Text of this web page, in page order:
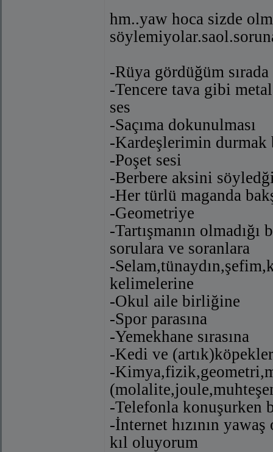
hm..yaw hoca sizde
-Rüya gördüğüm
-Tencere tava gibi
ses
-Saçıma dokunulması
-Kardeşlerimin durmak
-Poşet sesi
-Berbere aksini
-Her türlü maganda
-Geometriye
-Tartışmanın
sorulara ve soranlara
-
kelimelerine
-Okul aile birliğine
-Spor parasına
-Yemekhane sırasına
-Kedi ve
-
-Telefonla konuşurken
-İnternet hızının
kıl oluyorum